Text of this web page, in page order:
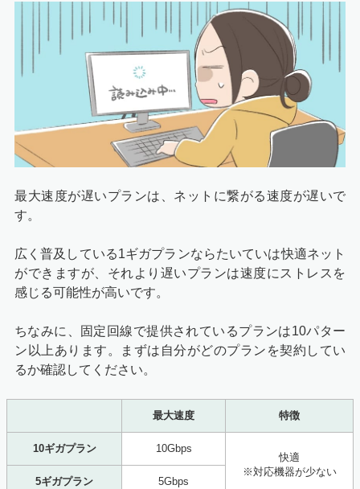
最大速度が遅いプランは、ネットに繋がる速度が遅いで
す。
広く普及している1ギガプランならたいていは快適ネット
ができますが、それより遅いプランは速度にストレスを
感じる可能性が高いです。
ちなみに、固定回線で提供されているプランは10パター
ン以上あります。まずは自分がどのプランを契約してい
るか確認してください。
最大速度 特徴
10ギガプラン 10Gbps
快適
※対応機器が少ない
5ギガプラン
5Gbps